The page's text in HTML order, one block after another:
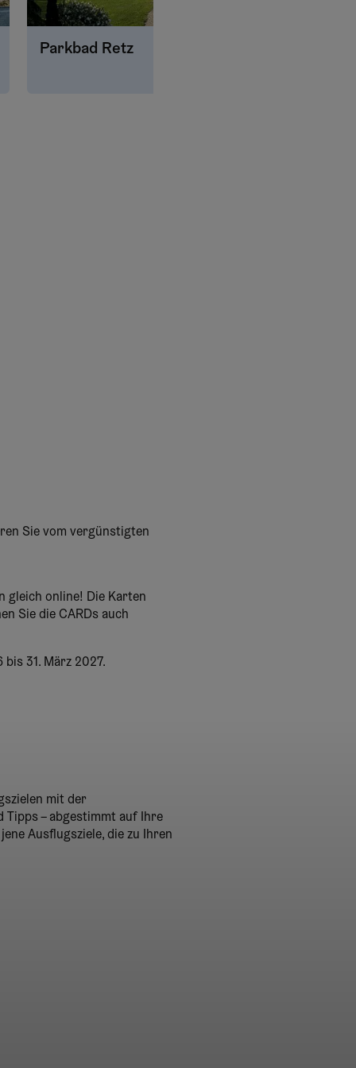
Parkbad Retz
Sie vom vergünstigten
gleich online! Die Karten
Sie die CARDs auch
31. März 2027.
mit der
Tipps – abgestimmt auf Ihre
Ausflugsziele, die zu Ihren